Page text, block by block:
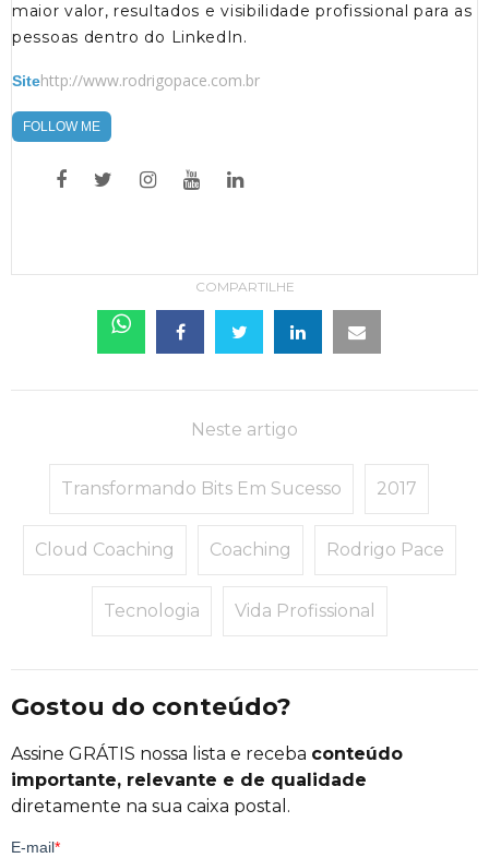
maior valor, resultados e visibilidade profissional para as
pessoas dentro do LinkedIn.
Sitehttp://www.rodrigopace.com.br
FOLLOW ME
COMPARTILHE
Neste artigo
Transformando Bits Em Sucesso 2017
Cloud Coaching Coaching Rodrigo Pace
Tecnologia Vida Profissional
Gostou do conteúdo?
Assine GRÁTIS nossa lista e receba conteúdo
importante, relevante e de qualidade
diretamente na sua caixa postal.